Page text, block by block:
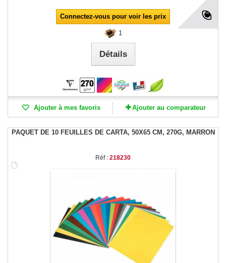
Connectez-vous pour voir les prix
1
Détails
Ajouter à mes favoris Ajouter au comparateur
PAQUET DE 10 FEUILLES DE CARTA, 50X65 CM, 270G, MARRON
Réf : 218230